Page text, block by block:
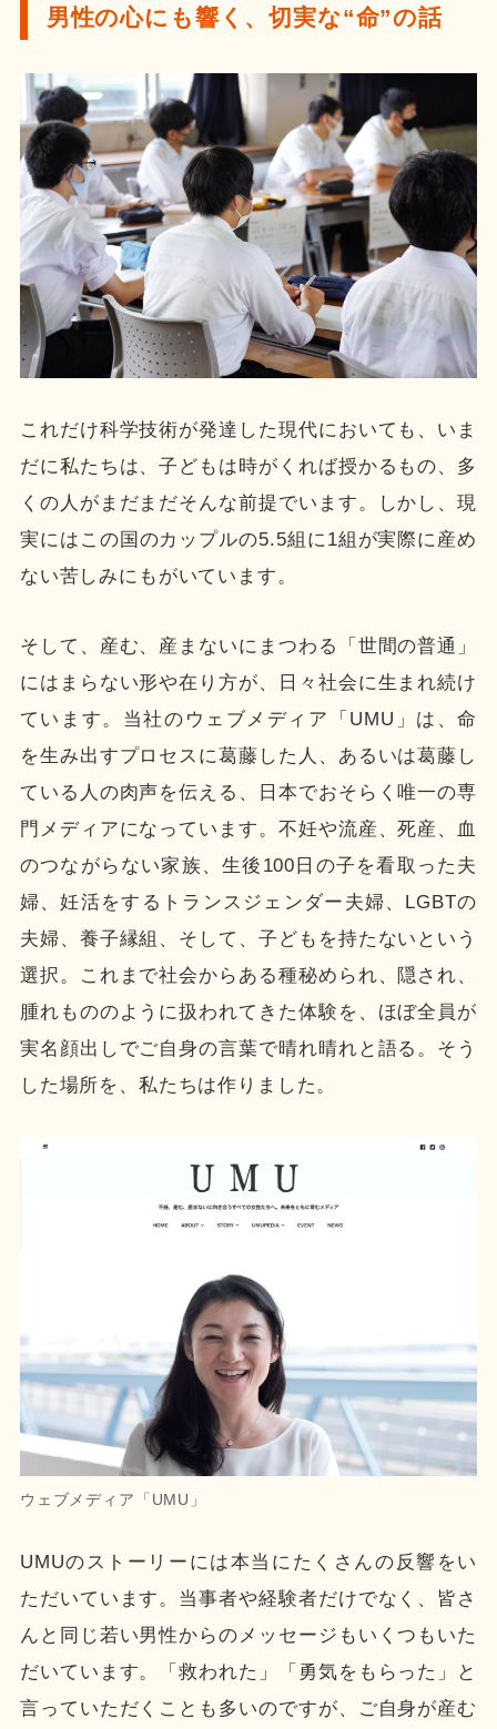
男性の心にも響く、切実な“命”の話
これだけ科学技術が発達した現代においても、いま
だに私たちは、子どもは時がくれば授かるもの、多
くの人がまだまだそんな前提でいます。しかし、現
実にはこの国のカップルの5.5組に1組が実際に産め
ない苦しみにもがいています。
そして、産む、産まないにまつわる「世間の普通」
にはまらない形や在り方が、日々社会に生まれ続け
ています。当社のウェブメディア「UMU」は、命
を生み出すプロセスに葛藤した人、あるいは葛藤し
ている人の肉声を伝える、日本でおそらく唯一の専
門メディアになっています。不妊や流産、死産、血
のつながらない家族、生後100日の子を看取った夫
婦、妊活をするトランスジェンダー夫婦、LGBTの
夫婦、養子縁組、そして、子どもを持たないという
選択。これまで社会からある種秘められ、隠され、
腫れもののように扱われてきた体験を、ほぼ全員が
実名顔出しでご自身の言葉で晴れ晴れと語る。そう
した場所を、私たちは作りました。
ウェブメディア「UMU」
UMUのストーリーには本当にたくさんの反響をい
ただいています。当事者や経験者だけでなく、皆さ
んと同じ若い男性からのメッセージもいくつもいた
だいています。「救われた」「勇気をもらった」と
言っていただくことも多いのですが、ご自身が産む